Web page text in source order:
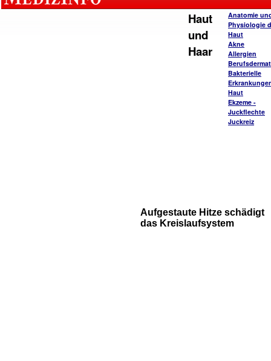
Haut
und
Haar
Anatomie
Physiologie
Haut
Akne
Allergien
Bakterielle
Haut
Ekzeme -
Juckflechte
Juckreiz
Aufgestaute Hitze schädigt
das Kreislaufsystem